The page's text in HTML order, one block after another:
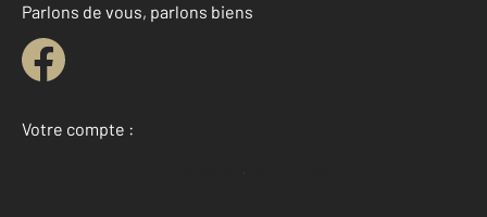
Parlons de vous, parlons biens
Votre compte :
Accéder à mon compte